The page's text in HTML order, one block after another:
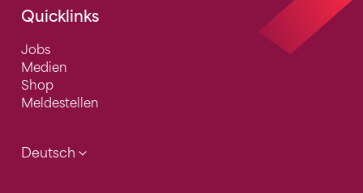
Quicklinks
Jobs
Medien
Shop
Meldestellen
Deutsch